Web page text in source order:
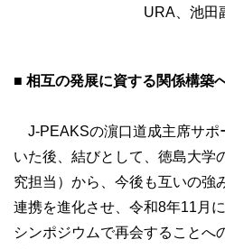
URA、池田
■ 相互の発展に資する関係構築
J-PEAKSの濵口道成主席サポ
いた後、結びとして、徳島大学
究担当）から、今後も互いの強
連携を進化させ、令和8年11月
シンポジウムで再会することへ